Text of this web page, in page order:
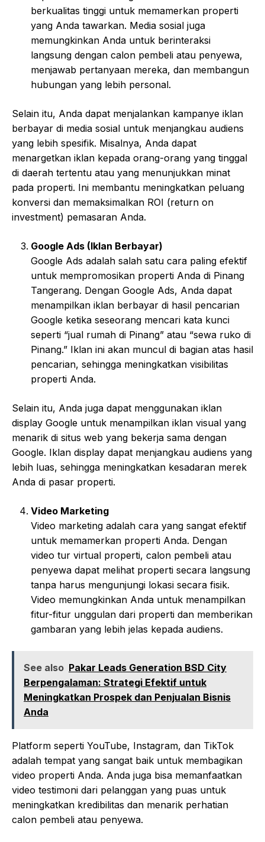
berkualitas tinggi untuk memamerkan properti
yang Anda tawarkan. Media sosial juga
memungkinkan Anda untuk berinteraksi
langsung dengan calon pembeli atau penyewa,
menjawab pertanyaan mereka, dan membangun
hubungan yang lebih personal.
Selain itu, Anda dapat menjalankan kampanye iklan
berbayar di media sosial untuk menjangkau audiens
yang lebih spesifik. Misalnya, Anda dapat
menargetkan iklan kepada orang-orang yang tinggal
di daerah tertentu atau yang menunjukkan minat
pada properti. Ini membantu meningkatkan peluang
konversi dan memaksimalkan ROI (return on
investment) pemasaran Anda.
Google Ads (Iklan Berbayar)
Google Ads adalah salah satu cara paling efektif
untuk mempromosikan properti Anda di Pinang
Tangerang. Dengan Google Ads, Anda dapat
menampilkan iklan berbayar di hasil pencarian
Google ketika seseorang mencari kata kunci
seperti “jual rumah di Pinang” atau “sewa ruko di
Pinang.” Iklan ini akan muncul di bagian atas hasil
pencarian, sehingga meningkatkan visibilitas
properti Anda.
Selain itu, Anda juga dapat menggunakan iklan
display Google untuk menampilkan iklan visual yang
menarik di situs web yang bekerja sama dengan
Google. Iklan display dapat menjangkau audiens yang
lebih luas, sehingga meningkatkan kesadaran merek
Anda di pasar properti.
Video Marketing
Video marketing adalah cara yang sangat efektif
untuk memamerkan properti Anda. Dengan
video tur virtual properti, calon pembeli atau
penyewa dapat melihat properti secara langsung
tanpa harus mengunjungi lokasi secara fisik.
Video memungkinkan Anda untuk menampilkan
fitur-fitur unggulan dari properti dan memberikan
gambaran yang lebih jelas kepada audiens.
See also Pakar Leads Generation BSD City
Berpengalaman: Strategi Efektif untuk
Meningkatkan Prospek dan Penjualan Bisnis
Anda
Platform seperti YouTube, Instagram, dan TikTok
adalah tempat yang sangat baik untuk membagikan
video properti Anda. Anda juga bisa memanfaatkan
video testimoni dari pelanggan yang puas untuk
meningkatkan kredibilitas dan menarik perhatian
calon pembeli atau penyewa.